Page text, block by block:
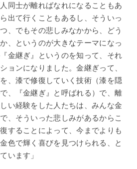
同士が離ればなれになることもあ
出て行くこともあるし、そういっ
、でもその悲しみなかから、どう
、というのが大きなテーマになっ
金継ぎ』というのを知って、それ
ョンになりました。金継ぎって、
、漆で修復していく技術（漆を隠
、『金継ぎ』と呼ばれる）で、離
い経験をした人たちは、みんな金
、そういった悲しみがあるからこ
することによって、今までよりも
色で輝く喜びを見つけられる、と
います」